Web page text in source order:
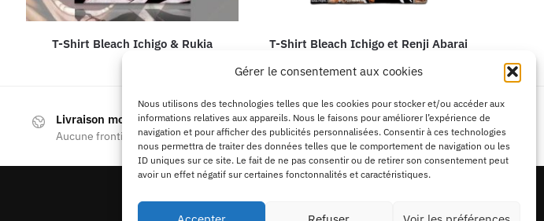
Gérer le consentement aux cookies
Nous utilisons des technologies telles que les cookies pour stocker et/ou accéder aux
informations relatives aux appareils. Nous le faisons pour améliorer l’expérience de
navigation et pour afficher des publicités personnalisées. Consentir à ces technologies
nous permettra de traiter des données telles que le comportement de navigation ou les
ID uniques sur ce site. Le fait de ne pas consentir ou de retirer son consentement peut
avoir un effet négatif sur certaines fonctonnalités et caractéristiques.
T-Shirt Bleach Ichigo & Rukia T-Shirt Bleach Ichigo et Renji Abarai
Livraison mondiale
Aucune frontière
Paiement 100% sécurisé
PayPal / MasterCard / Visa